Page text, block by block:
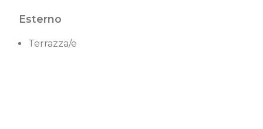
Esterno
Terrazza/e